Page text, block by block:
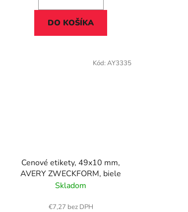
DO KOŠÍKA
Cenové etikety, 49x10 mm,
AVERY ZWECKFORM, biele
Skladom
€7,27 bez DPH
Kód: AY3335